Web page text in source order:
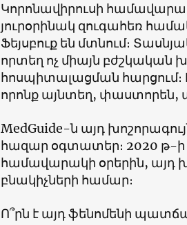
Կորոնավիրուսի
յուրօրինակ զուգահեռ
Ֆեյսբուք են մտնում։
որտեղ ոչ միայն բժշկական
հոսպիտալացման հարցում։
որոնք այնտեղ, փաստորեն,
MedGuide-ն այդ
հազար օգտատեր։ 2020 թ-ի
համավարակի օրերին, այդ
բնակիչների համար։
Ո՞րն է այդ ֆենոմենի